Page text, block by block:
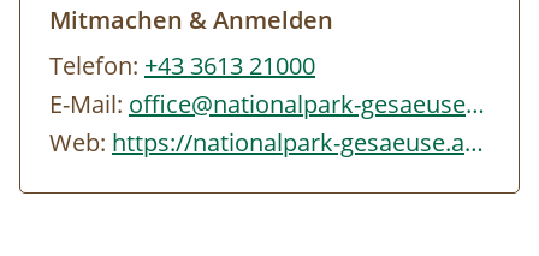
Verkehrsmitteln an oder benützen Sie im
Sommerhalbjahr dasGesäuse Sammeltaxi
(+43 3613 21000 99). Die Parkplätze im
Nationalpark Gesäuse sind kostenpflichtig
(Tagesticket € 6,00). Nähere Informationen
Mitmachen & Anmelden
Telefon: +43 3613 21000
E-Mail:
office@nationalpark-gesaeuse.at
Web:
https://nationalpark-gesaeuse.at/nationalpark-erleben/kalender/veranstaltungen/…